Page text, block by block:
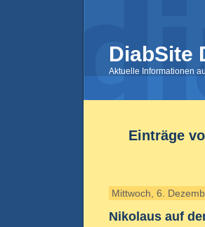
DiabSite
Aktuelle Informationen
Einträge
Mittwoch, 6.
Nikolaus auf